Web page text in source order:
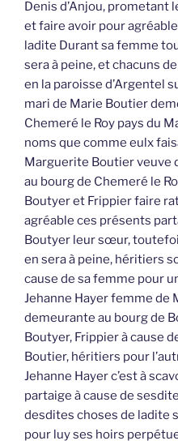
Denis d’Anjou,
et faire avoir pour
ladite Durant sa femme
sera à peine, et chacuns
en la paroisse d’Argentel
mari de Marie Boutier
Chemeré le Roy pays du
noms que comme eulx
Marguerite Boutier veuve
au bourg de Chemeré le
Boutyer et Frippier faire
agréable ces présents
Boutyer leur sœur,
en sera à peine, héritiers
cause de sa femme pour
Jehanne Hayer femme de
demeurante au bourg de
Boutyer, Frippier à cause
Boutier, héritiers pour
Jehanne Hayer c’est à
partaige à cause de
desdites choses de ladite
pour luy ses hoirs